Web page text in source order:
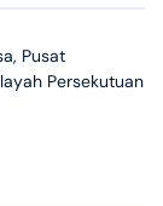
Pusat
Persekutuan